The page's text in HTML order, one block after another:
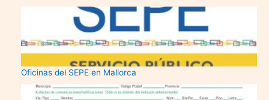
Oficinas del SEPE en Mallorca